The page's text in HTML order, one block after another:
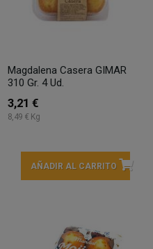
Magdalena Casera GIMAR
310 Gr. 4 Ud.
3,21 €
8,49 € Kg
AÑADIR AL CARRITO